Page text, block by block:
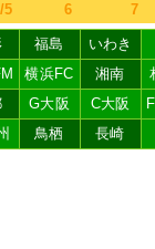
5 6 7
福島
いわき
横浜FC 湘南
G大阪 C大阪
鳥栖 長崎